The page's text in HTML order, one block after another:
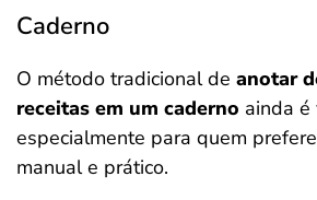
Caderno
O método tradicional de anotar
receitas em um caderno ainda é
especialmente para quem
manual e prático.